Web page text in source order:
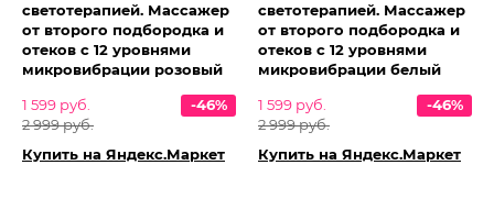
светотерапией. Массажер
от второго подбородка и
отеков с 12 уровнями
микровибрации розовый
1 599 руб.
2 999 руб.
-46%
Купить на Яндекс.Маркет
светотерапией. Массажер
от второго подбородка и
отеков с 12 уровнями
микровибрации белый
1 599 руб.
2 999 руб.
-46%
Купить на Яндекс.Маркет